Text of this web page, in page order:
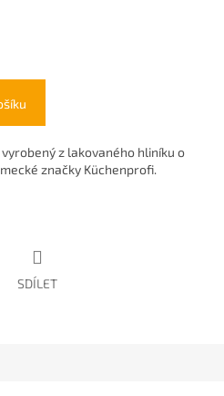
z lakovaného hliníku o
značky Küchenprofi.
SDÍLET